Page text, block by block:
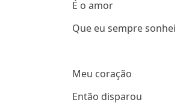
É o amor
Que eu sempre sonhei
Meu coração
Então disparou